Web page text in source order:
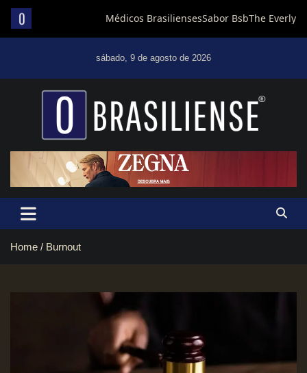
sábado, 9 de agosto de 2026
Um diário de notícias que trabalha por Brasília
Home Burnout